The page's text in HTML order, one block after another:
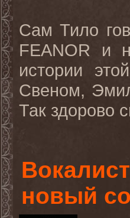
Сам Тило
FEANOR и
истории
Свеном,
Так здорово
новый